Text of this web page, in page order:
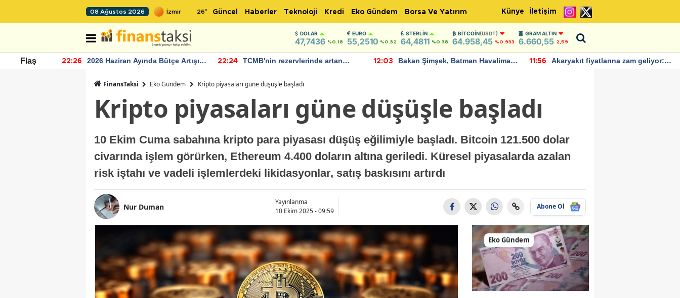
08 Ağustos 2026 26° Güncel Haberler Teknoloji Kredi Eko Gündem Borsa Ve Yatırım Künye İletişim
DOLAR
47,7436 %0.18
EURO
55,2510 %0.32
STERLIN
64,4811 %0.38
BITCOIN(USDT)
64.958,45 %0.933
GRAM ALTIN
6.660,55 2,59
Flaş 22:26
2026 Haziran Ayında Bütçe Artışı
22:24
TCMB'nin rezervlerinde artan
12:03
Bakan Şimşek, Batman Havalimanı
11:56
Akaryakıt fiyatlarına zam geliyor:
FinansTaksi Eko Gündem Kripto piyasaları güne düşüşle başladı
Kripto piyasaları güne düşüşle başladı
10 Ekim Cuma sabahına kripto para piyasası düşüş eğilimiyle başladı. Bitcoin 121.500 dolar
civarında işlem görürken, Ethereum 4.400 doların altına geriledi. Küresel piyasalarda azalan
risk iştahı ve vadeli işlemlerdeki likidasyonlar, satış baskısını artırdı
Nur Duman
Yayınlanma
10 Ekim 2025 - 09:59
Abone Ol
Eko Gündem